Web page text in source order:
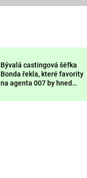
Prima LAJK
Sledujte nás
Bývalá castingová šéfka
Bonda řekla, které favority
na agenta 007 by hned